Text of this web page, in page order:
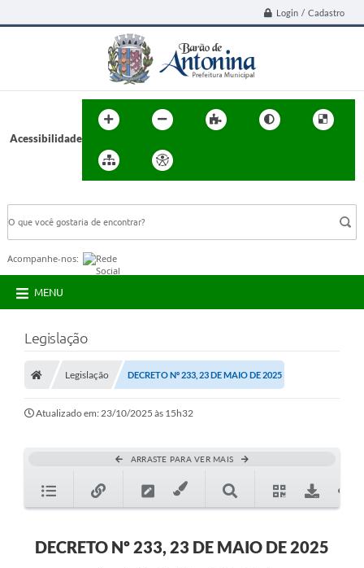
Login / Cadastro
Acessibilidade
Acompanhe-nos:
MENU
Legislação
Legislação DECRETO Nº 233, 23 DE MAIO DE 2025
Atualizado em: 23/10/2025 às 15h32
ARRASTE PARA VER MAIS
DECRETO Nº 233, 23 DE MAIO DE 2025